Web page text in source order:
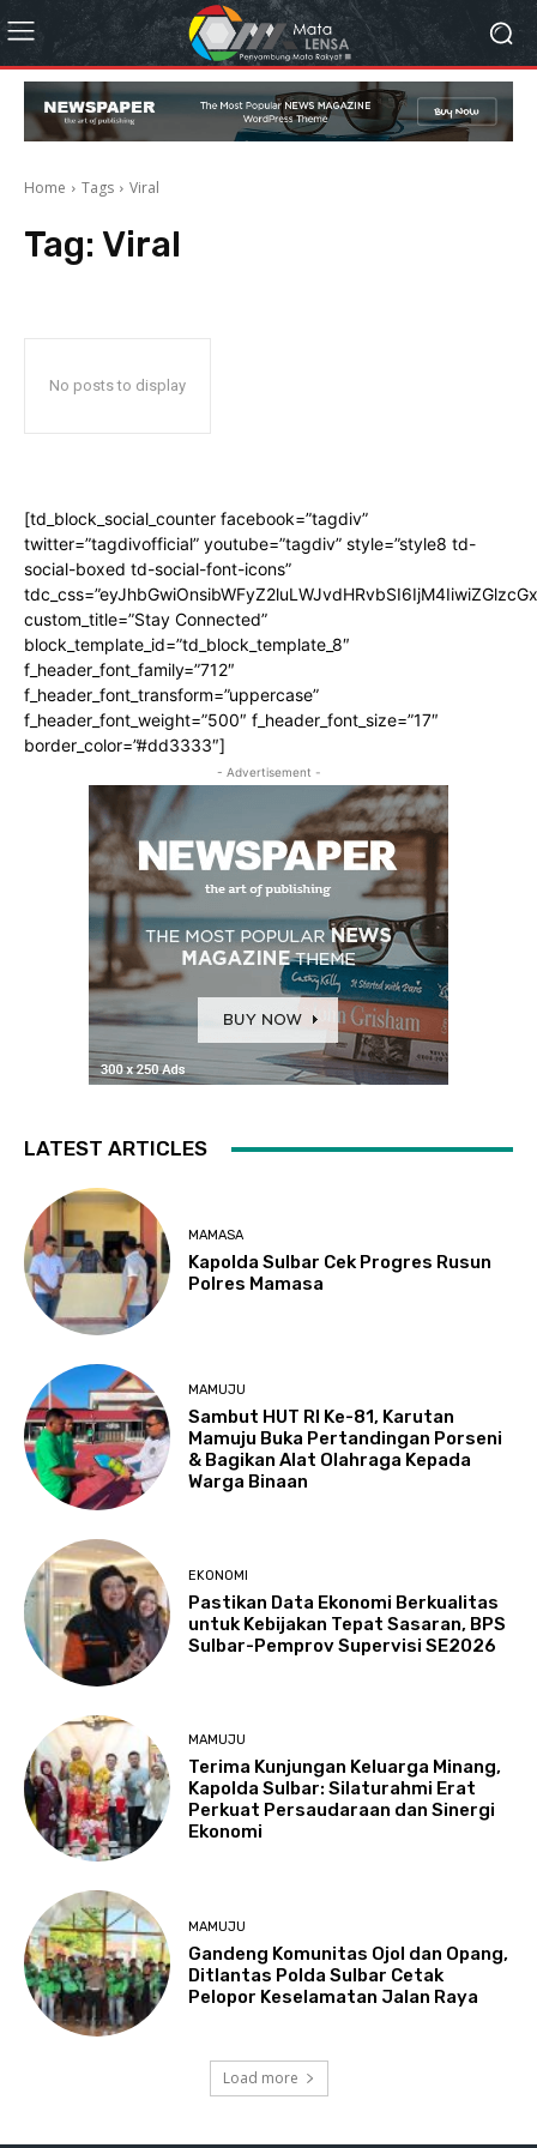
Home Tags Viral
Tag: Viral
No posts to display
[td_block_social_counter facebook=”tagdiv”
twitter=”tagdivofficial” youtube=”tagdiv” style=”style8 td-
social-boxed td-social-font-icons”
custom_title=”Stay Connected”
block_template_id=”td_block_template_8″
f_header_font_family=”712″
f_header_font_transform=”uppercase”
f_header_font_weight=”500″ f_header_font_size=”17″
border_color=”#dd3333″]
- Advertisement -
LATEST ARTICLES
MAMASA
Kapolda Sulbar Cek Progres Rusun
Polres Mamasa
MAMUJU
Sambut HUT RI Ke-81, Karutan
Mamuju Buka Pertandingan Porseni
& Bagikan Alat Olahraga Kepada
Warga Binaan
EKONOMI
Pastikan Data Ekonomi Berkualitas
untuk Kebijakan Tepat Sasaran, BPS
Sulbar-Pemprov Supervisi SE2026
MAMUJU
Terima Kunjungan Keluarga Minang,
Kapolda Sulbar: Silaturahmi Erat
Perkuat Persaudaraan dan Sinergi
Ekonomi
MAMUJU
Gandeng Komunitas Ojol dan Opang,
Ditlantas Polda Sulbar Cetak
Pelopor Keselamatan Jalan Raya
Load more